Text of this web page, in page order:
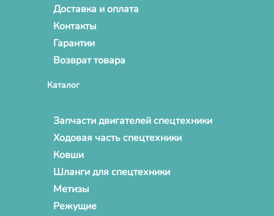
Доставка и оплата
Контакты
Гарантии
Возврат товара
Каталог
Запчасти двигателей спецтехники
Ходовая часть спецтехники
Ковши
Шланги для спецтехники
Метизы
Режущие